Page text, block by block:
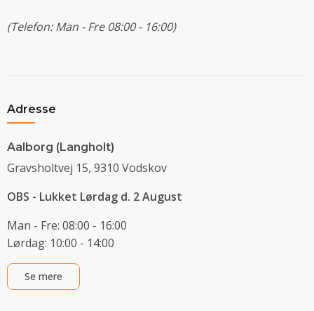
(Telefon: Man - Fre 08:00 - 16:00)
Adresse
Aalborg (Langholt)
Gravsholtvej 15, 9310 Vodskov
OBS - Lukket Lørdag d. 2 August
Man - Fre: 08:00 - 16:00
Lørdag: 10:00 - 14:00
Se mere